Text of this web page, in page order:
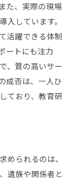
た、実際の現場
入しています。
活躍できる体制
ートにも注力
、質の高いサー
成否は、一人ひ
ており、教育研
められるのは、
遺族や関係者と